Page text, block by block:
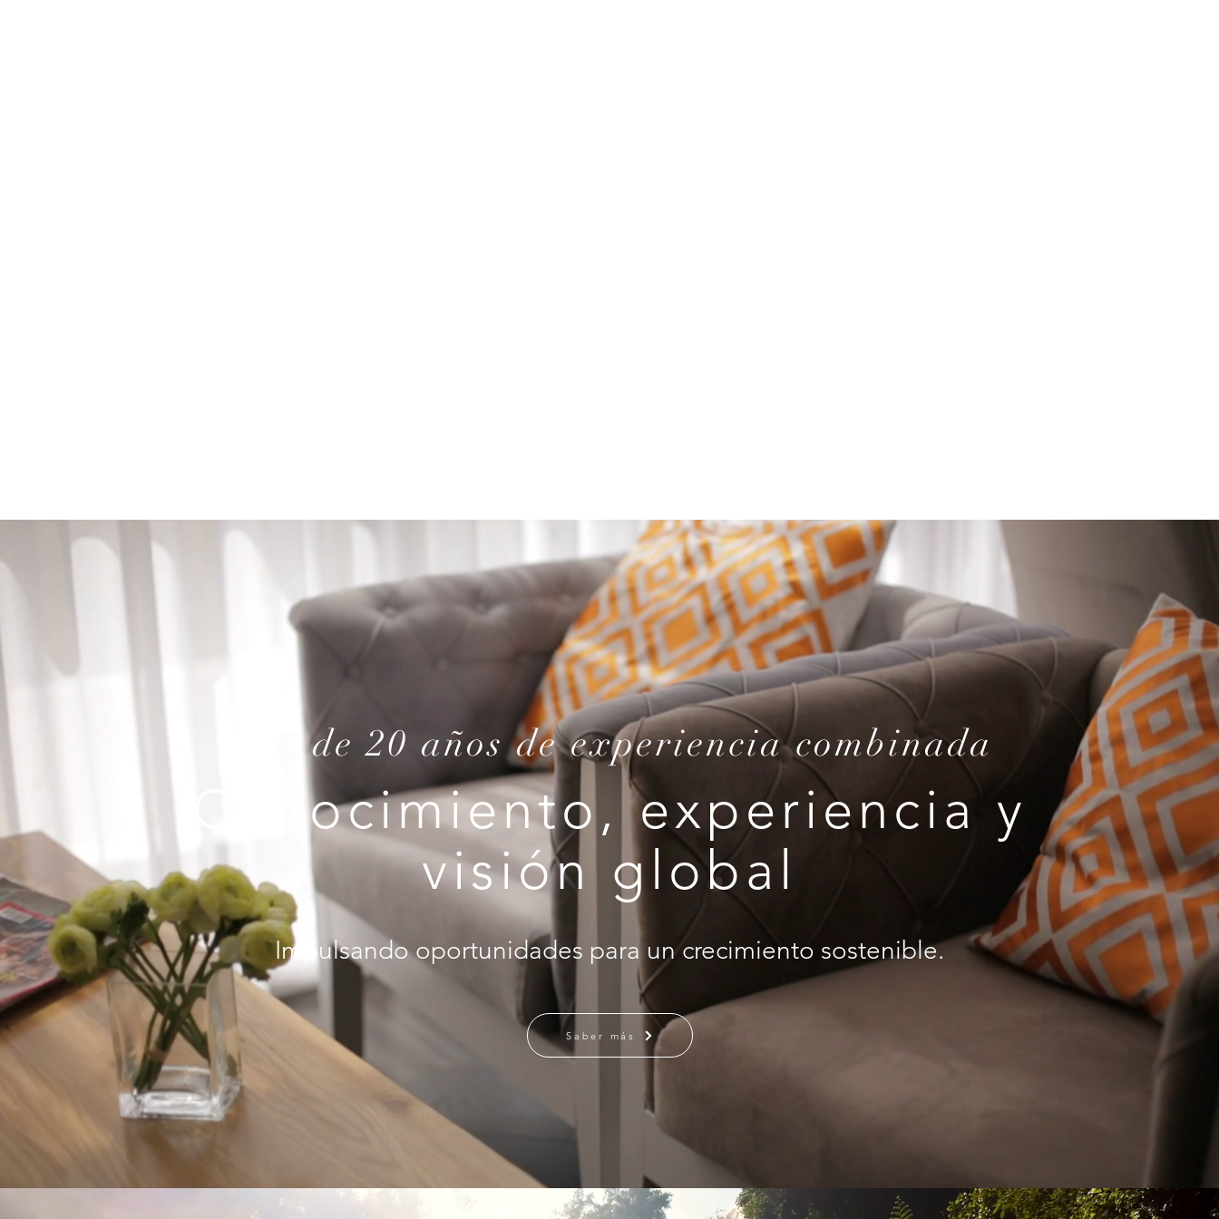
Más de 20 años de experiencia combinada
Conocimiento, experiencia y
visión global
Impulsando oportunidades para un crecimiento sostenible.
Saber más